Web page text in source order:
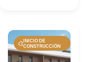
INICIO DE
CONSTRUCCIÓN